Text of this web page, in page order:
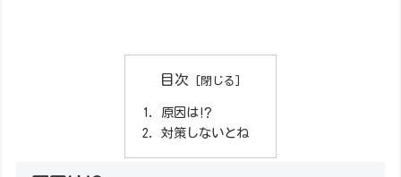
目次
原因は⁉
対策しないとね